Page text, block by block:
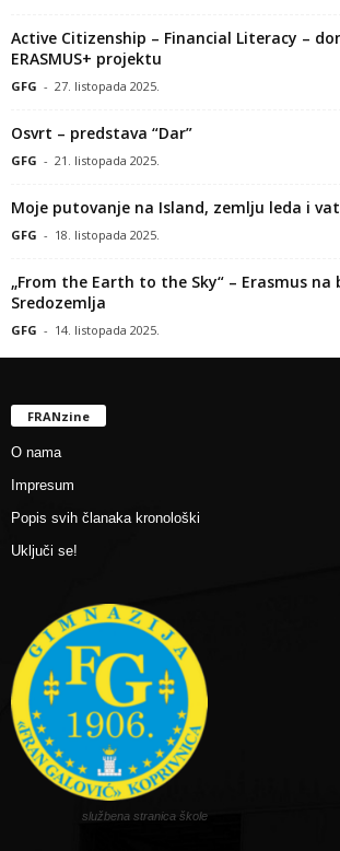
Active Citizenship – Financial Literacy –
ERASMUS+ projektu
GFG - 27. listopada 2025.
Osvrt – predstava “Dar”
GFG - 21. listopada 2025.
Moje putovanje na Island, zemlju leda i
GFG - 18. listopada 2025.
„From the Earth to the Sky“ – Erasmus na
Sredozemlja
GFG - 14. listopada 2025.
FRANzine
O nama
Impresum
Popis svih članaka kronološki
Uključi se!
službena stranica škole